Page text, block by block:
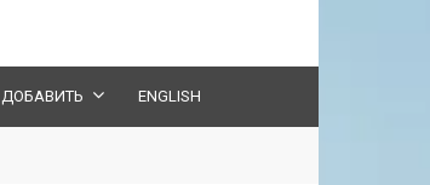
ДОБАВИТЬ ENGLISH